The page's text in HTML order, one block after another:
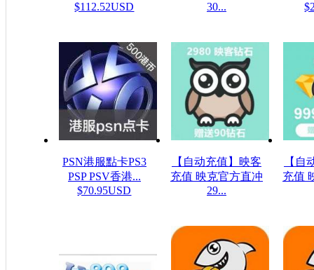
$112.52USD
30...
PSN港服點卡PS3
PSP PSV香港...
$70.95USD
【自动充值】映客
充值 映克官方直冲
29...
【自
充值